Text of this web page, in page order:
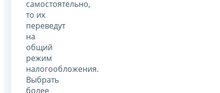
самостоятельно,
то их
переведут
на
общий
режим
налогообложения.
Выбрать
более